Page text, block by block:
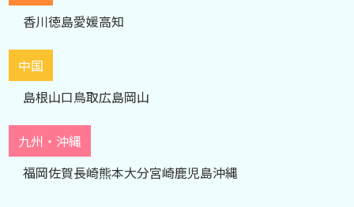
香川徳島愛媛高知
中国
島根山口鳥取広島岡山
九州・沖縄
福岡佐賀長崎熊本大分宮崎鹿児島沖縄